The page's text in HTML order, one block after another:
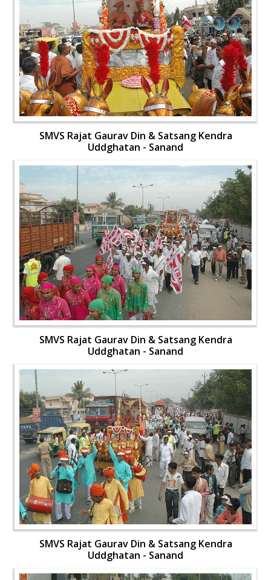
SMVS Rajat Gaurav Din & Satsang Kendra
Uddghatan - Sanand
SMVS Rajat Gaurav Din & Satsang Kendra
Uddghatan - Sanand
SMVS Rajat Gaurav Din & Satsang Kendra
Uddghatan - Sanand